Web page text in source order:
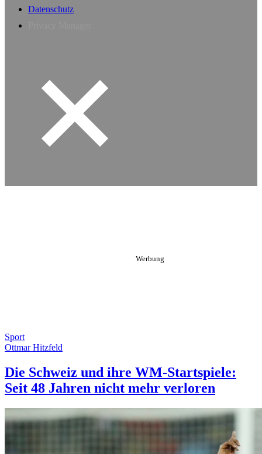
Datenschutz
Sport
Ottmar Hitzfeld
Die Schweiz und ihre WM-Startspiele:
Seit 48 Jahren nicht mehr verloren